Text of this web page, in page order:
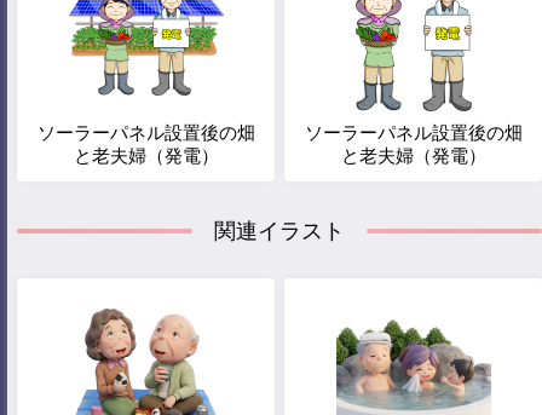
ソーラーパネル設置後の畑
と老夫婦（発電）
ソーラーパネル設置後の畑
と老夫婦（発電）
関連イラスト